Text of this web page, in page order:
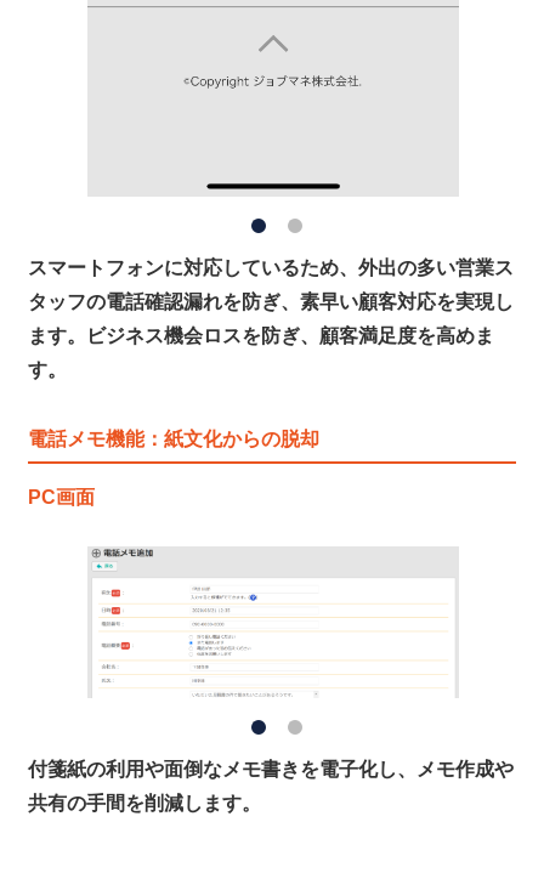
スマートフォンに対応しているため、外出の多い営業ス
タッフの電話確認漏れを防ぎ、素早い顧客対応を実現し
ます。ビジネス機会ロスを防ぎ、顧客満足度を高めま
す。
電話メモ機能：紙文化からの脱却
付箋紙の利用や面倒なメモ書きを電子化し、メモ作成や
共有の手間を削減します。
PC画面